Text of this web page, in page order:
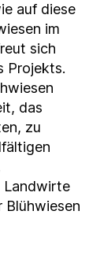
auf diese
im
sich
Projekts.
das
zu
Landwirte
Blühwiesen